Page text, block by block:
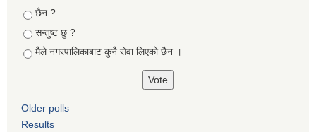
छैन ?
सन्तुष्ट छु ?
मैले नगरपालिकाबाट कुनै सेवा लिएकाे छैन ।
Older polls
Results